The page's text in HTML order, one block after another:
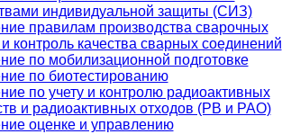
индивидуальной защиты (СИЗ)
правилам производства сварочных
контроль качества сварных соединений
по мобилизационной подготовке
по биотестированию
по учету и контролю радиоактивных
и радиоактивных отходов (РВ и РАО)
оценке и управлению